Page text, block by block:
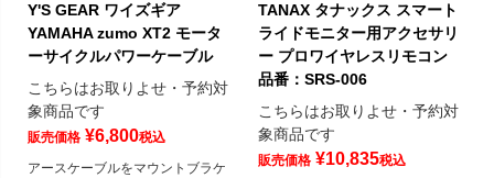
Y'S GEAR ワイズギア
YAMAHA zumo XT2 モータ
ーサイクルパワーケーブル
こちらはお取りよせ・予約対
象商品です
販売価格 ¥6,800税込
アースケーブルをマウントブラケ
TANAX タナックス スマート
ライドモニター用アクセサリ
ー プロワイヤレスリモコン
品番：SRS-006
こちらはお取りよせ・予約対
象商品です
販売価格 ¥10,835税込